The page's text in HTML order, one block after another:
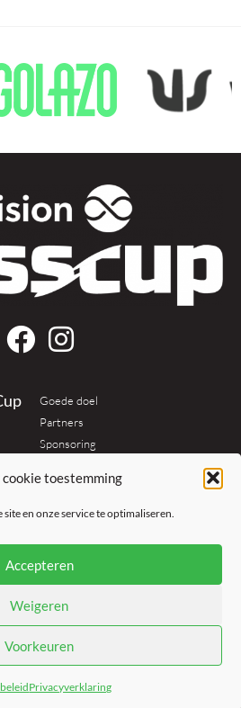
cookie toestemming
en onze service te optimaliseren.
Accepteren
Weigeren
Voorkeuren
Privacyverklaring
Goede doel
Partners
Sponsoring
Contact
Algemene voorwaarden
Cookiebeleid